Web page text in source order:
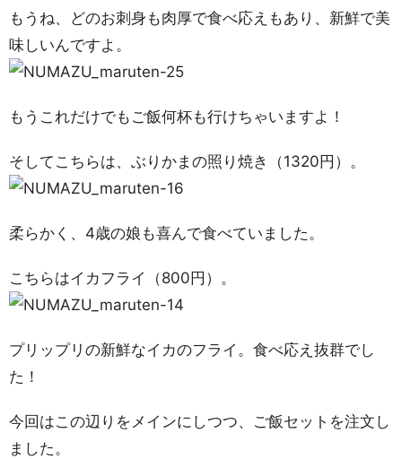
もうね、どのお刺身も肉厚で食べ応えもあり、新鮮で美
味しいんですよ。
もうこれだけでもご飯何杯も行けちゃいますよ！
そしてこちらは、ぶりかまの照り焼き（1320円）。
柔らかく、4歳の娘も喜んで食べていました。
こちらはイカフライ（800円）。
プリップリの新鮮なイカのフライ。食べ応え抜群でし
た！
今回はこの辺りをメインにしつつ、ご飯セットを注文し
ました。